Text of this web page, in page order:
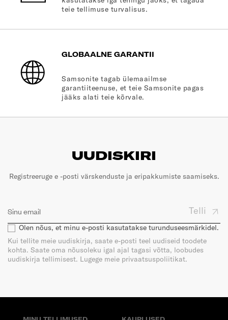
teie tellimuse turvalisus.
GLOBAALNE GARANTII
Samsonite tagab ülemaailmse
garantiiteenuse, et teie Samsonite pagas
jääks alati teie kõrvale.
UUDISKIRI
Registreeruge e -posti värskenduste ja eripakkumiste saamiseks.
Telli
Olen nõus, et minu e-posti kasutatakse turunduseesmärkidel.
Kui tellite meie uudiskirja, saate e-posti teel uudiseid toodete
kohta. Saate oma nõusoleku igal ajal tagasi võtta, loobudes
uudiskirja tellimisest. Lugege meie privaatsuspoliitikat.